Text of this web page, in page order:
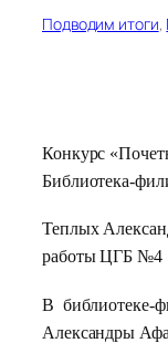
Подводим итоги,
Конкурс
Библиотека-
Теплых
работы ЦГБ №4
В библиотеке-
Александры